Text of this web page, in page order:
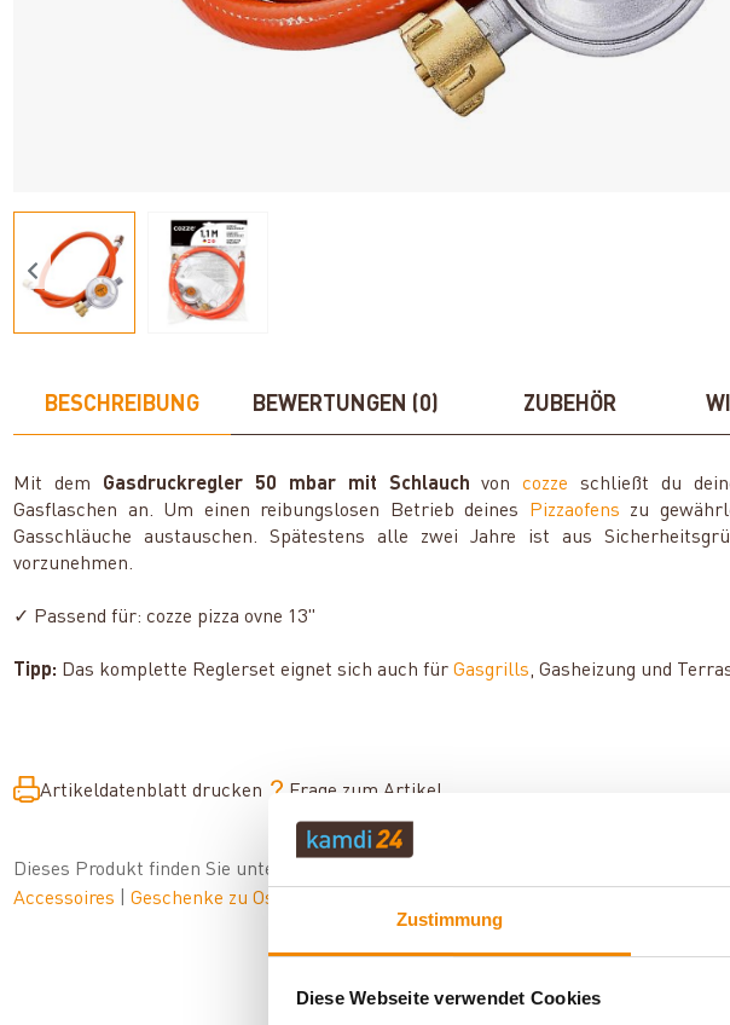
Zustimmung
Diese Webseite verwendet Cookies
BESCHREIBUNG BEWERTUNGEN (0) ZUBEHÖR
Mit dem Gasdruckregler 50 mbar mit Schlauch voncozze schließt du
Gasflaschen an. Um einen reibungslosen Betrieb deines
Pizzaofens zu
Gasschläuche austauschen. Spätestens alle zwei Jahre ist aus
vorzunehmen.
✓ Passend für: cozze pizza ovne 13"
Tipp: Das komplette Reglerset eignet sich auch fürGasgrills, Gasheizung und
Artikeldatenblatt drucken Frage zum Artikel
Dieses Produkt finden Sie unter:
Accessoires
|Geschenke zu Ostern